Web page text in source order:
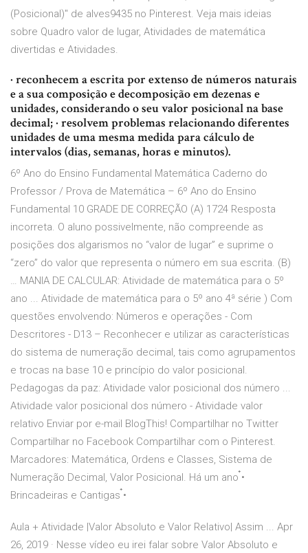
(Posicional)" de alves9435 no Pinterest. Veja mais ideias
sobre Quadro valor de lugar, Atividades de matemática
divertidas e Atividades.
· reconhecem a escrita por extenso de números naturais
e a sua composição e decomposição em dezenas e
unidades, considerando o seu valor posicional na base
decimal; · resolvem problemas relacionando diferentes
unidades de uma mesma medida para cálculo de
intervalos (dias, semanas, horas e minutos).
6º Ano do Ensino Fundamental Matemática Caderno do
Professor / Prova de Matemática – 6º Ano do Ensino
Fundamental 10 GRADE DE CORREÇÃO (A) 1724 Resposta
incorreta. O aluno possivelmente, não compreende as
posições dos algarismos no “valor de lugar” e suprime o
“zero” do valor que representa o número em sua escrita. (B)
… MANIA DE CALCULAR: Atividade de matemática para o 5º
ano ... Atividade de matemática para o 5º ano 4ª série ) Com
questões envolvendo: Números e operações - Com
Descritores - D13 – Reconhecer e utilizar as características
do sistema de numeração decimal, tais como agrupamentos
e trocas na base 10 e princípio do valor posicional.
Pedagogas da paz: Atividade valor posicional dos número ...
Atividade valor posicional dos número - Atividade valor
relativo Enviar por e-mail BlogThis! Compartilhar no Twitter
Compartilhar no Facebook Compartilhar com o Pinterest.
Marcadores: Matemática, Ordens e Classes, Sistema de
Numeração Decimal, Valor Posicional. Há um ano ๋•
Brincadeiras e Cantigas ๋•
Aula + Atividade |Valor Absoluto e Valor Relativo| Assim ... Apr
26, 2019 · Nesse vídeo eu irei falar sobre Valor Absoluto e